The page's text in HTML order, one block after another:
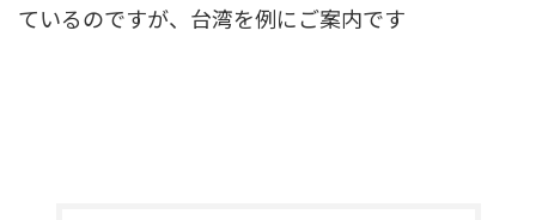
ているのですが、台湾を例にご案内です